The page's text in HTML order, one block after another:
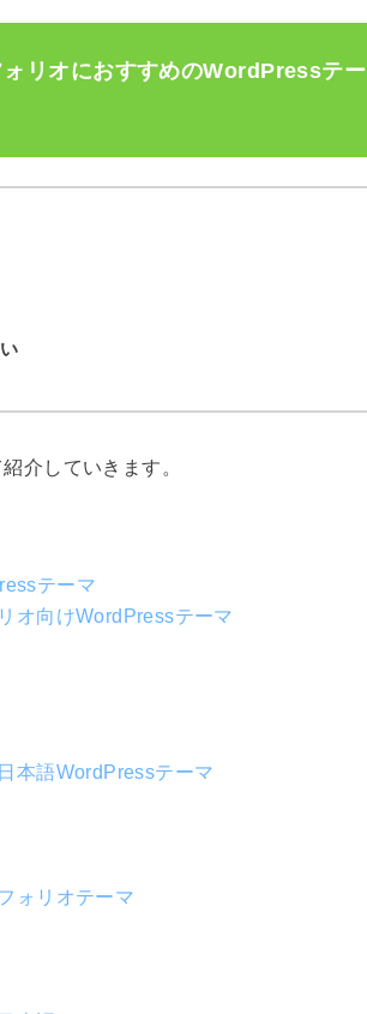
リオにおすすめのWordPressテー
介していきます。
テーマ
オ向けWordPressテーマ
本語WordPressテーマ
ォリオテーマ